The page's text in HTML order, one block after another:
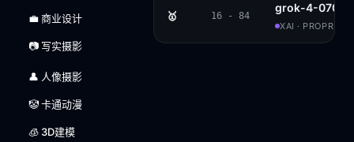
💼 商业设计
📷 写实摄影
👤 人像摄影
🤡 卡通动漫
🧊 3D建模
🥇 16 - 84
grok-4-0709
XAI ·